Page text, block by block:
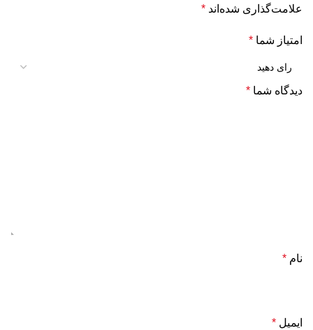
علامت‌گذاری شده‌اند *
امتیاز شما *
دیدگاه شما *
نام *
ایمیل *